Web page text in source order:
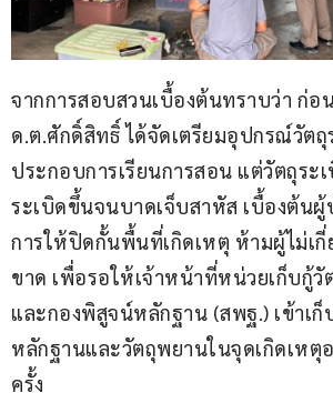
จากการสอบสวนเบื้องต้นทราบว่า ก่อ
ด.ต.ศักดิ์สิทธิ์ ได้จัดเตรียมอุปกรณ์วัตถุ
ประกอบการเรียนการสอน แต่วัตถุระเ
ระเบิดขึ้นจนบาดเจ็บสาหัส เบื้องต้น
การให้ปิดกั้นพื้นที่เกิดเหตุ ห้ามผู้ไม่เกี่
ขาด เพื่อรอให้เจ้าหน้าที่หน่วยเก็บกู้วั
และกองพิสูจน์หลักฐาน (สพฐ.) เข้าเ
หลักฐานและวัตถุพยานในจุดเกิดเหตุ
ครั้ง